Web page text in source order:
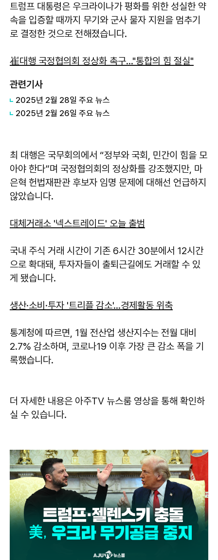
트럼프 대통령은 우크라이나가 평화를 위한 성실한 약
속을 입증할 때까지 무기와 군사 물자 지원을 멈추기
로 결정한 것으로 전해졌습니다.
崔대행 국정협의회 정상화 촉구…"통합의 힘 절실"
관련기사
2025년 2월 28일 주요 뉴스
2025년 2월 26일 주요 뉴스
최 대행은 국무회의에서 “정부와 국회, 민간이 힘을 모
아야 한다”며 국정협의회의 정상화를 강조했지만, 마
은혁 헌법재판관 후보자 임명 문제에 대해선 언급하지
않았습니다.
대체거래소 '넥스트레이드' 오늘 출범
국내 주식 거래 시간이 기존 6시간 30분에서 12시간
으로 확대돼, 투자자들이 출퇴근길에도 거래할 수 있
게 됐습니다.
생산·소비·투자 '트리플 감소'…경제활동 위축
통계청에 따르면, 1월 전산업 생산지수는 전월 대비
2.7% 감소하며, 코로나19 이후 가장 큰 감소 폭을 기
록했습니다.
더 자세한 내용은 아주TV 뉴스룸 영상을 통해 확인하
실 수 있습니다.